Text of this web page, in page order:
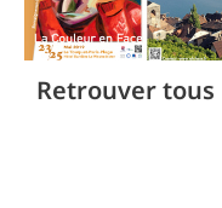
Retrouver tous